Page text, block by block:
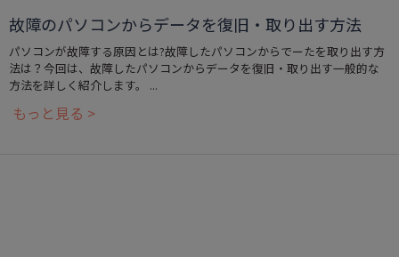
故障のパソコンからデータを復旧・取り出す方法
パソコンが故障する原因とは?故障したパソコンからでーたを取り出す方
法は？今回は、故障したパソコンからデータを復旧・取り出す一般的な
方法を詳しく紹介します。 ...
もっと見る >